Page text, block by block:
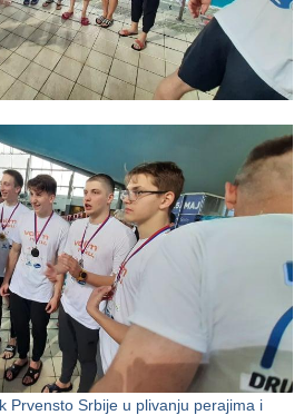
Prvensto Srbije u plivanju perajima i